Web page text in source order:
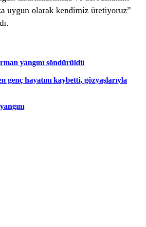
uygun olarak kendimiz üretiyoruz”
yangını söndürüldü
genç hayatını kaybetti, gözyaşlarıyla